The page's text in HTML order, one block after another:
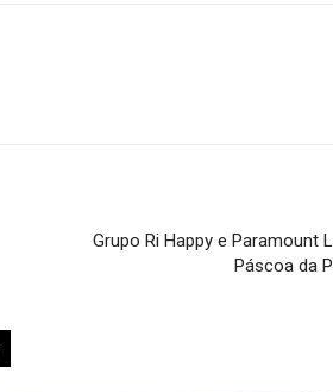
Grupo Ri Happy e Paramount
Páscoa da